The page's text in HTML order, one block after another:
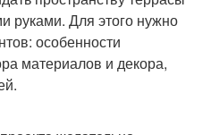
руками. Для этого нужно
особенности
материалов и декора,